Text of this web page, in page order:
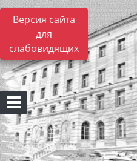
Версия сайта
для
слабовидящих